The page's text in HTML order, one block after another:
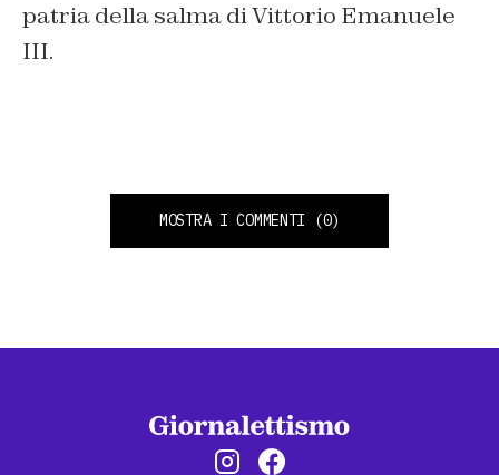
patria della salma di Vittorio Emanuele
III.
MOSTRA I COMMENTI (0)